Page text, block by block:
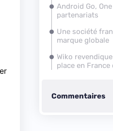
Android Go,
partenariats
Une société
marque globale
Wiko
place en
Commentaires